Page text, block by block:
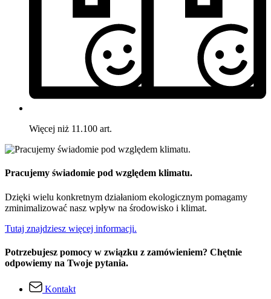
Więcej niż 11.100 art.
Pracujemy świadomie pod względem klimatu.
Dzięki wielu konkretnym działaniom ekologicznym pomagamy
zminimalizować nasz wpływ na środowisko i klimat.
Tutaj znajdziesz więcej informacji.
Potrzebujesz pomocy w związku z zamówieniem? Chętnie
odpowiemy na Twoje pytania.
Kontakt